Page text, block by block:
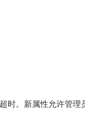
。新属性允许管理